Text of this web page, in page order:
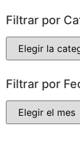
Filtrar por
Filtrar por